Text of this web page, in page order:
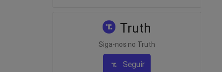
Truth
Siga-nos no Truth
Seguir